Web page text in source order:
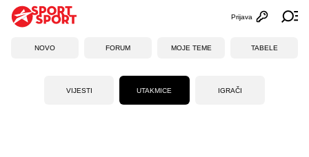
Otvori
Prijava
NOVO FORUM MOJE TEME TABELE
VIJESTI UTAKMICE IGRAČI